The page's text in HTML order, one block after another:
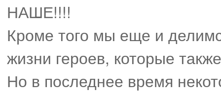
НАШЕ!!!!
Кроме того мы еще и
жизни героев, которые
Но в последнее время